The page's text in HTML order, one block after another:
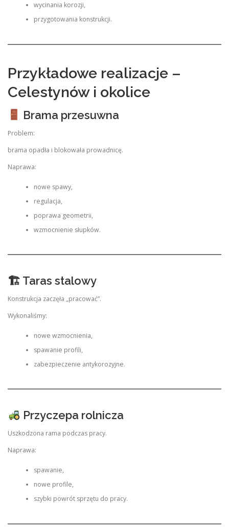
wycinania korozji,
przygotowania konstrukcji.
Przykładowe realizacje –
Celestynów i okolice
Brama przesuwna
Problem:
brama opadła i blokowała prowadnicę.
Naprawa:
nowe spawy,
regulacja,
poprawa geometrii,
wzmocnienie słupków.
🏗 Taras stalowy
Konstrukcja zaczęła „pracować”.
Wykonaliśmy:
nowe wzmocnienia,
spawanie profili,
zabezpieczenie antykorozyjne.
Przyczepa rolnicza
Uszkodzona rama podczas pracy.
Naprawa:
spawanie,
nowe profile,
szybki powrót sprzętu do pracy.